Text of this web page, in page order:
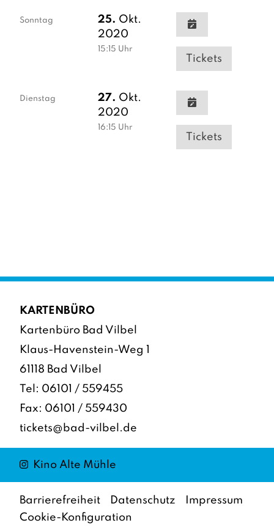
Sonntag 25. Okt.
2020
15:15 Uhr
Tickets
Dienstag 27. Okt.
2020
16:15 Uhr
Tickets
KARTENBÜRO
Kartenbüro Bad Vilbel
Klaus-Havenstein-Weg 1
61118 Bad Vilbel
Tel: 06101 / 559455
Fax: 06101 / 559430
tickets@bad-vilbel.de
Instagram
Kino Alte Mühle
Barrierefreiheit Datenschutz
Impressum
Cookie-Konfiguration